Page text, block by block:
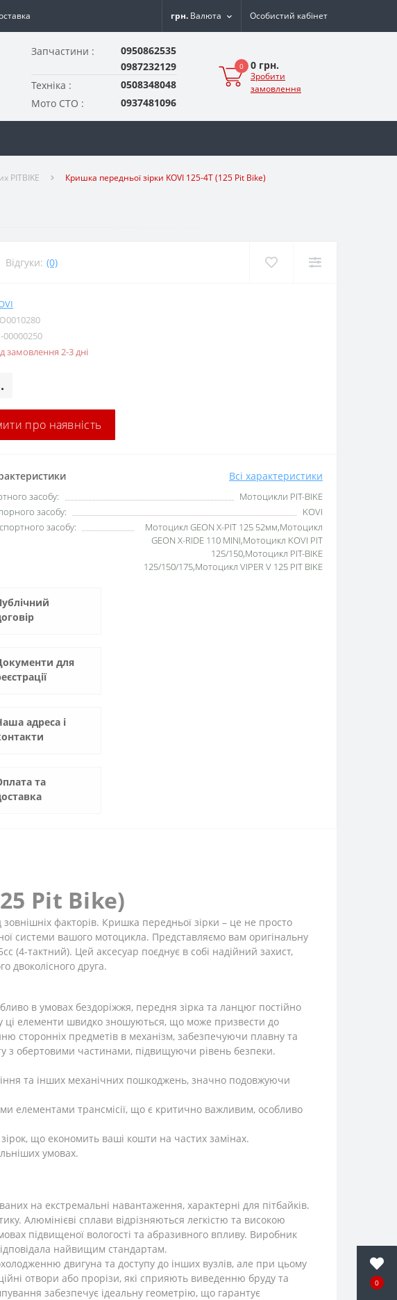
0
грн. Валюта Особистий кабінет
Запчастини :
0950862535
0987232129
Техніка :
0508348048
Мото СТО :
0937481096
0 0 грн.
Зробити
замовлення
PITBIKE Кришка передньої зірки KOVI 125-4Т (125 Pit Bike)
Відгуки: (0)
00000250
замовлення 2-3 дні
про наявність
Всі характеристики
засобу:
Мотоцикли PIT-BIKE
засобу:
KOVI
засобу:
Мотоцикл GEON X-PIT 125 52мм,Мотоцикл
GEON X-RIDE 110 MINI,Мотоцикл KOVI PIT
125/150,Мотоцикл PIT-BIKE
125/150/175,Мотоцикл VIPER V 125 PIT BIKE
для
адреса і
та
Pit Bike)
факторів. Кришка передньої зірки – це не просто
системи вашого мотоцикла. Представляємо вам оригінальну
(4-тактний). Цей аксесуар поєднує в собі надійний захист,
двоколісного друга.
в умовах бездоріжжя, передня зірка та ланцюг постійно
ці елементи швидко зношуються, що може призвести до
сторонніх предметів в механізм, забезпечуючи плавну та
з обертовими частинами, підвищуючи рівень безпеки.
та інших механічних пошкоджень, значно подовжуючи
елементами трансмісії, що є критично важливим, особливо
що економить ваші кошти на частих замінах.
умовах.
на екстремальні навантаження, характерні для пітбайків.
Алюмінієві сплави відрізняються легкістю та високою
підвищеної вологості та абразивного впливу. Виробник
найвищим стандартам.
двигуна та доступу до інших вузлів, але при цьому
отвори або прорізи, які сприяють виведенню бруду та
забезпечує ідеальну геометрію, що гарантує